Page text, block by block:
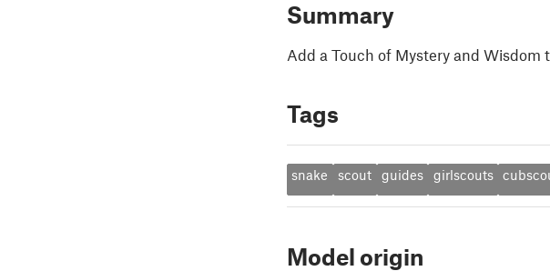
Summary
Add a Touch of Mystery and Wisdom
Tags
snake scout guides girlscouts
Model origin